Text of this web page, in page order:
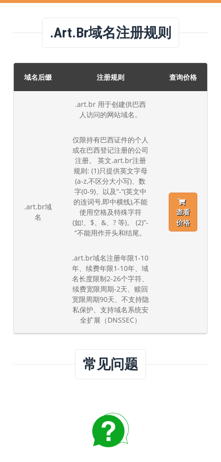
.art.br域名注册规则
域名后缀 注册规则 查询价格
.art.br域
名
.art.br 用于创建供巴西
人访问的网站域名。
仅限持有巴西证件的个人
或在巴西登记注册的公司
注册。 英文.art.br注册
规则: (1)只提供英文字母
(a-z,不区分大小写)、数
字(0-9)、以及”-“(英文中
的连词号,即中横线),不能
使用空格及特殊字符
(如!、$、&、? 等)。 (2)”-
“不能用作开头和结尾。
.art.br域名注册年限1-10
年、续费年限1-10年、域
名长度限制2-26个字符、
续费宽限周期-2天、赎回
宽限周期90天、不支持隐
私保护、支持域名系统安
全扩展（DNSSEC）
查看
价格
常见问题